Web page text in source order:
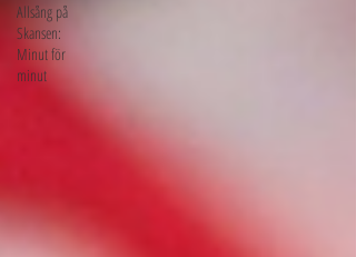
Allsång på
Skansen:
Minut för
minut